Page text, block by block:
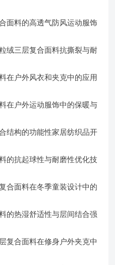
面料的高透气防风运动服饰
绒三层复合面料抗撕裂与耐
在户外风衣和夹克中的应用
在户外运动服饰中的保暖与
结构的功能性家居纺织品开
的抗起球性与耐磨性优化技
合面料在冬季童装设计中的
的热湿舒适性与层间结合强
复合面料在修身户外夹克中